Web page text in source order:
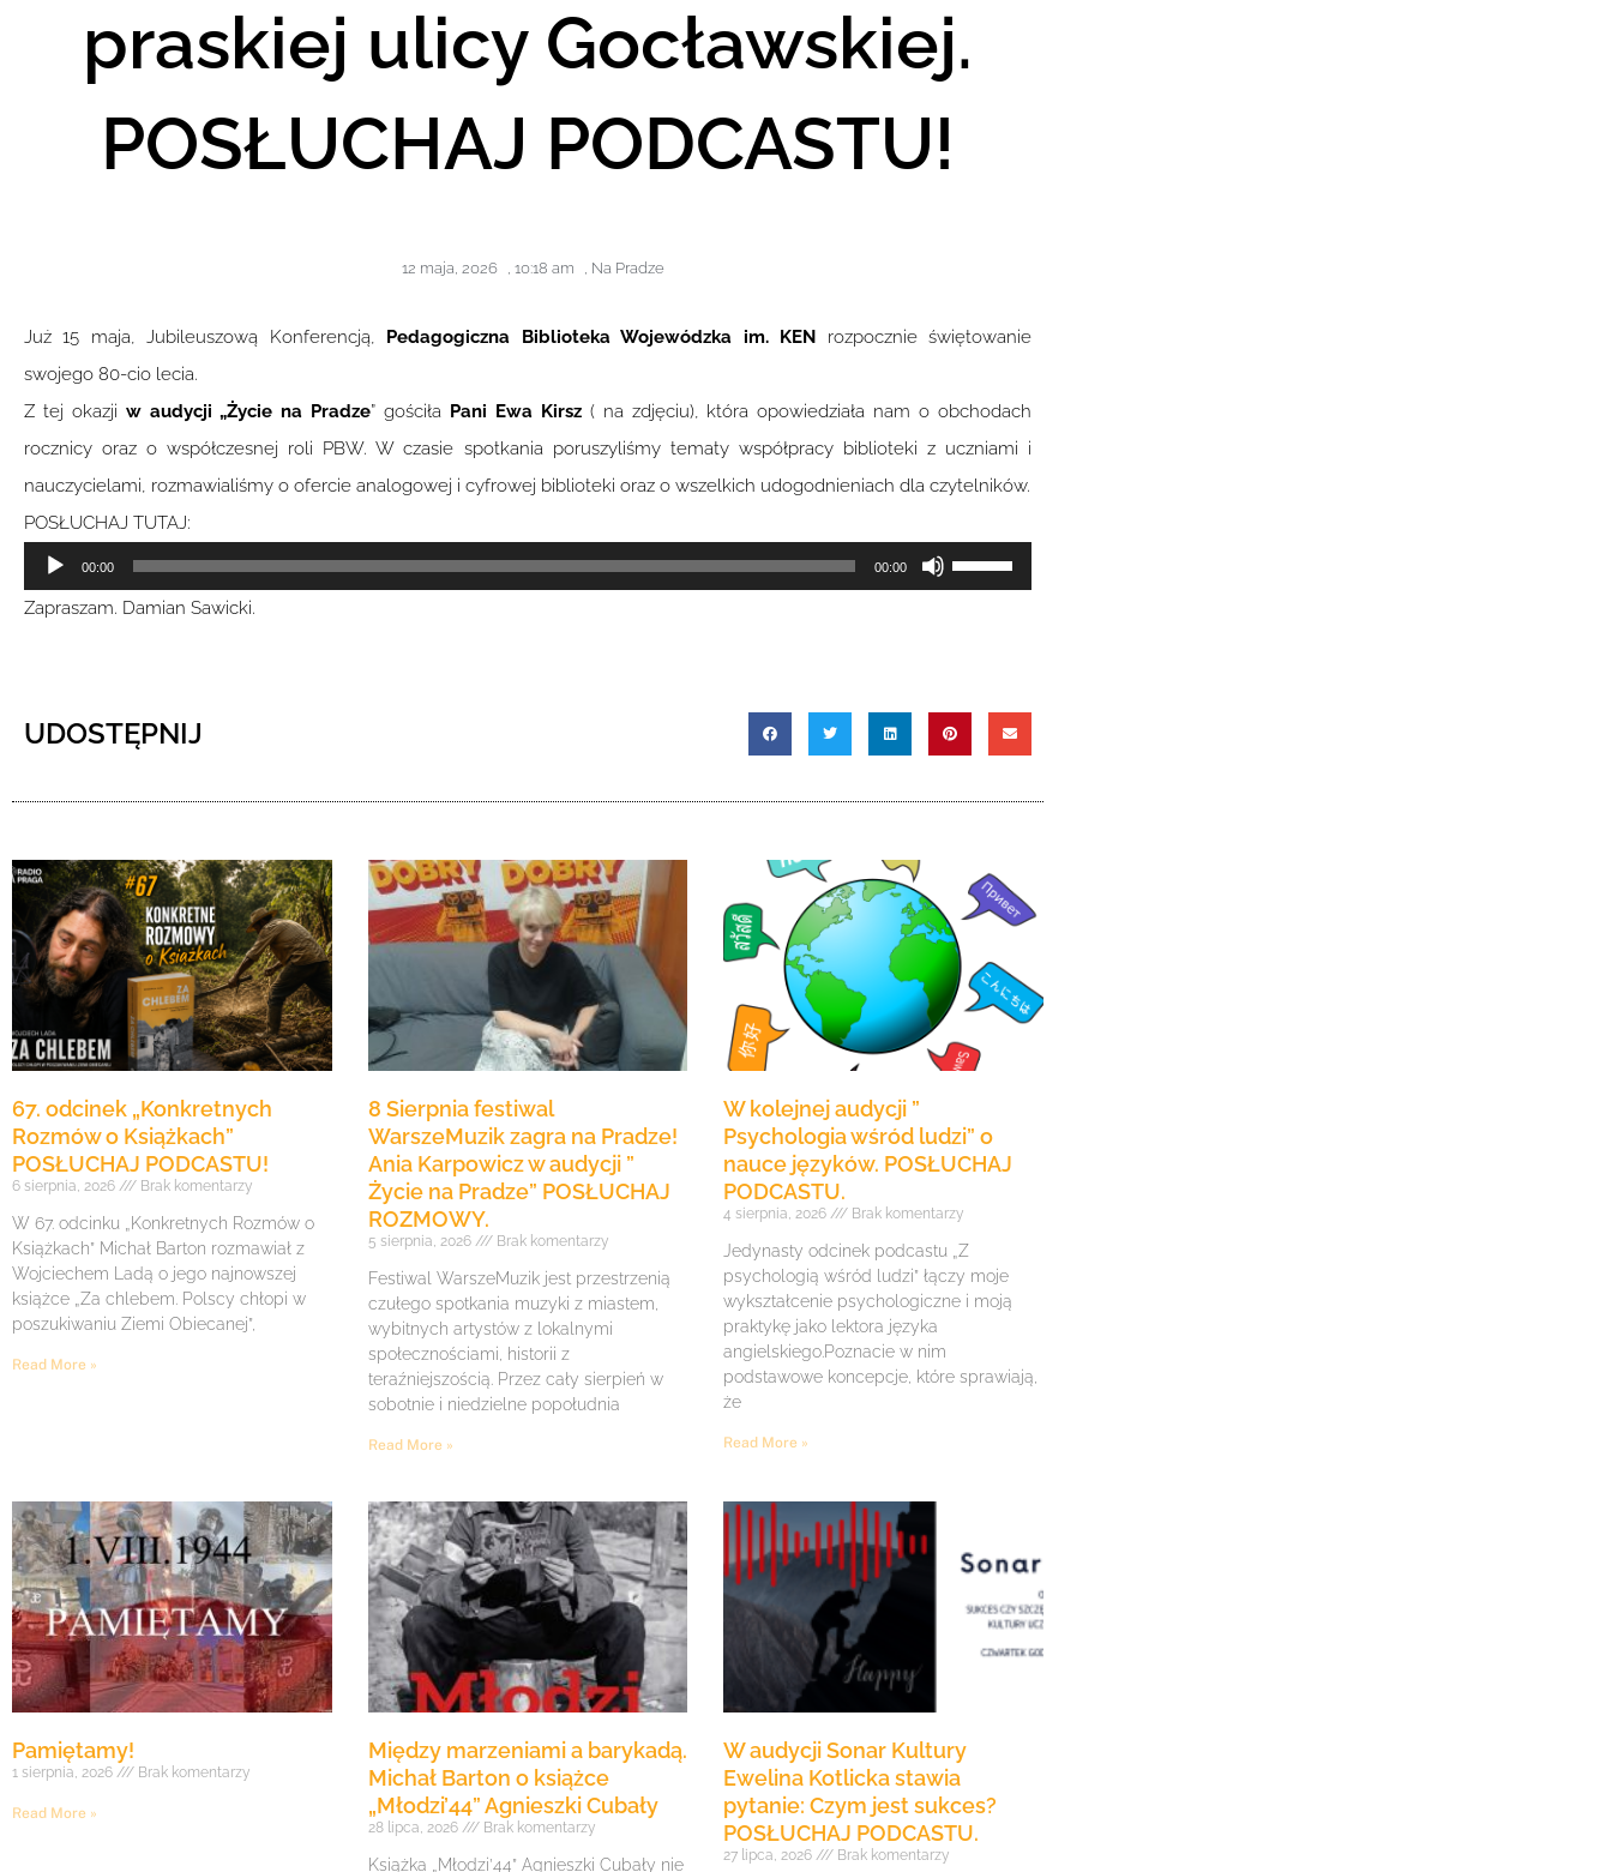
praskiej ulicy Gocławskiej.
POSŁUCHAJ PODCASTU!
12 maja, 2026 , 10:18 am , Na Pradze
Już 15 maja, Jubileuszową Konferencją, Pedagogiczna Biblioteka Wojewódzka im. KEN rozpocznie świętowanie
swojego 80-cio lecia.
Z tej okazji w audycji „Życie na Pradze” gościła Pani Ewa Kirsz( na zdjęciu), która opowiedziała nam o obchodach
rocznicy oraz o współczesnej roli PBW. W czasie spotkania poruszyliśmy tematy współpracy biblioteki z uczniami i
nauczycielami, rozmawialiśmy o ofercie analogowej i cyfrowej biblioteki oraz o wszelkich udogodnieniach dla czytelników.
POSŁUCHAJ TUTAJ:
Odtwarzacz
plików
00:00 00:00
Używaj
strzałek
oraz
do
lub
zmniejszyć
głośność.
Zapraszam. Damian Sawicki.
UDOSTĘPNIJ
67. odcinek „Konkretnych
Rozmów o Książkach”
POSŁUCHAJ PODCASTU!
6 sierpnia, 2026 Brak komentarzy
W 67. odcinku „Konkretnych Rozmów o
Książkach” Michał Barton rozmawiał z
Wojciechem Ladą o jego najnowszej
książce „Za chlebem. Polscy chłopi w
poszukiwaniu Ziemi Obiecanej”,
Read More »
8 Sierpnia festiwal
WarszeMuzik zagra na Pradze!
Ania Karpowicz w audycji ”
Życie na Pradze” POSŁUCHAJ
ROZMOWY.
5 sierpnia, 2026 Brak komentarzy
Festiwal WarszeMuzik jest przestrzenią
czułego spotkania muzyki z miastem,
wybitnych artystów z lokalnymi
społecznościami, historii z
teraźniejszością. Przez cały sierpień w
sobotnie i niedzielne popołudnia
Read More »
W kolejnej audycji ”
Psychologia wśród ludzi” o
nauce języków. POSŁUCHAJ
PODCASTU.
4 sierpnia, 2026 Brak komentarzy
Jedynasty odcinek podcastu „Z
psychologią wśród ludzi” łączy moje
wykształcenie psychologiczne i moją
praktykę jako lektora języka
angielskiego.Poznacie w nim
podstawowe koncepcje, które sprawiają,
że
Read More »
Pamiętamy!
1 sierpnia, 2026 Brak komentarzy
Read More »
Między marzeniami a barykadą.
Michał Barton o książce
„Młodzi’44” Agnieszki Cubały
28 lipca, 2026 Brak komentarzy
Książka „Młodzi’44” Agnieszki Cubały nie
W audycji Sonar Kultury
Ewelina Kotlicka stawia
pytanie: Czym jest sukces?
POSŁUCHAJ PODCASTU.
27 lipca, 2026 Brak komentarzy